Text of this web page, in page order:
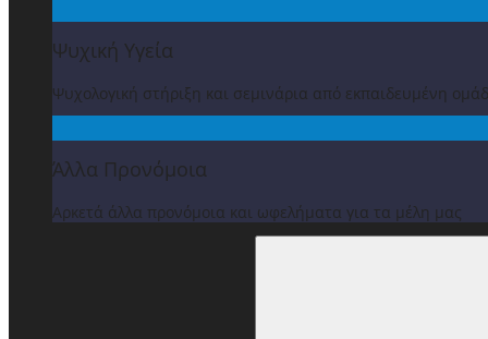
Ψυχική Υγεία
Ψυχολογική στήριξη και σεμινάρια από εκπαιδευμένη
Άλλα Προνόμοια
Αρκετά άλλα προνόμοια και ωφελήματα για τα μέλη μας